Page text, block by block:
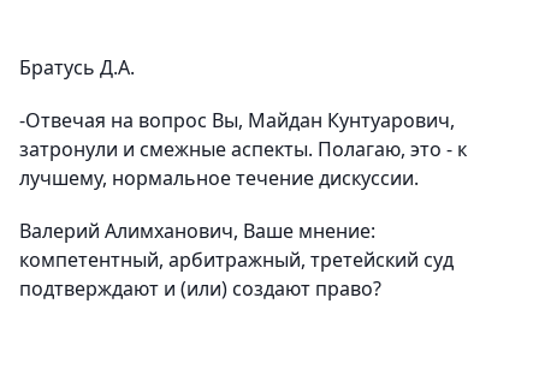
Братусь Д.А.
-Отвечая на вопрос Вы, Майдан Кунтуарович,
затронули и смежные аспекты. Полагаю, это - к
лучшему, нормальное течение дискуссии.
Валерий Алимханович, Ваше мнение:
компетентный, арбитражный, третейский суд
подтверждают и (или) создают право?